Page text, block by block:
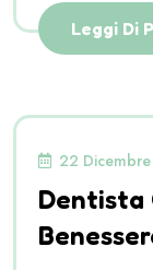
Leggi Di
22
Dentista